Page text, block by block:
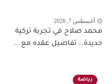
أغسطس 7, 2026
محمد صلاح في تجربة تركية
جديدة.. تفاصيل عقده مع...
رياضة